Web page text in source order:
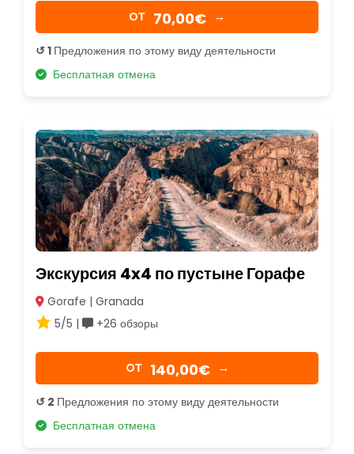
OТ 70,00€ →
↺ 1 Предложения по этому виду деятельности
Бесплатная отмена
Экскурсия 4x4 по пустыне Горафе
Gorafe | Granada
5/5 |
+26 обзоры
OТ 140,00€ →
↺ 2 Предложения по этому виду деятельности
Бесплатная отмена